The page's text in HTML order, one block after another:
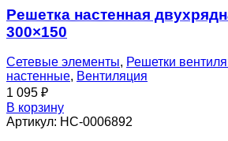
Решетка настенная
300×150
Сетевые элементы, Решетки
настенные, Вентиляция
1 095 ₽
В корзину
Артикул: НС-0006892